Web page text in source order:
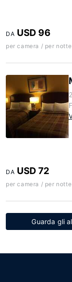
DA USD 96
per camera / per notte
DA USD 72
per camera / per notte
Guarda gli